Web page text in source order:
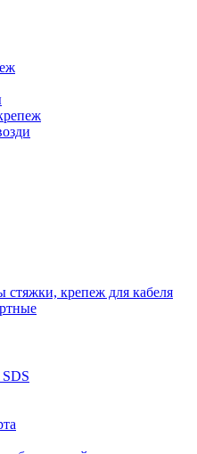
стяжки, крепеж для кабеля